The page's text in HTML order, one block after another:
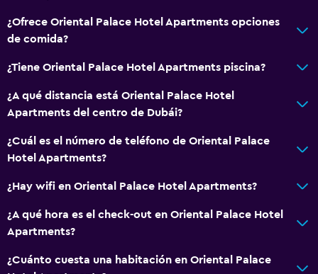
¿Ofrece Oriental Palace Hotel Apartments opciones
de comida?
¿Tiene Oriental Palace Hotel Apartments piscina?
¿A qué distancia está Oriental Palace Hotel
Apartments del centro de Dubái?
¿Cuál es el número de teléfono de Oriental Palace
Hotel Apartments?
¿Hay wifi en Oriental Palace Hotel Apartments?
¿A qué hora es el check-out en Oriental Palace Hotel
Apartments?
¿Cuánto cuesta una habitación en Oriental Palace